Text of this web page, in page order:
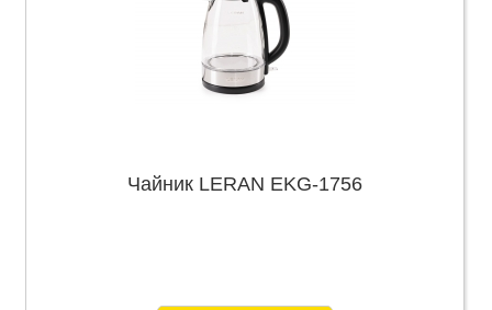
Чайник LERAN EKG-1756